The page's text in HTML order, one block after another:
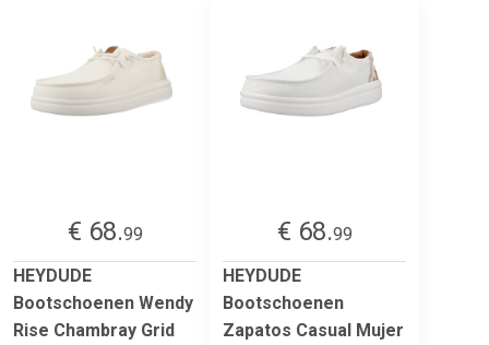
€ 68.99
HEYDUDE
Bootschoenen Wendy
Rise Chambray Grid
€ 68.99
HEYDUDE
Bootschoenen
Zapatos Casual Mujer